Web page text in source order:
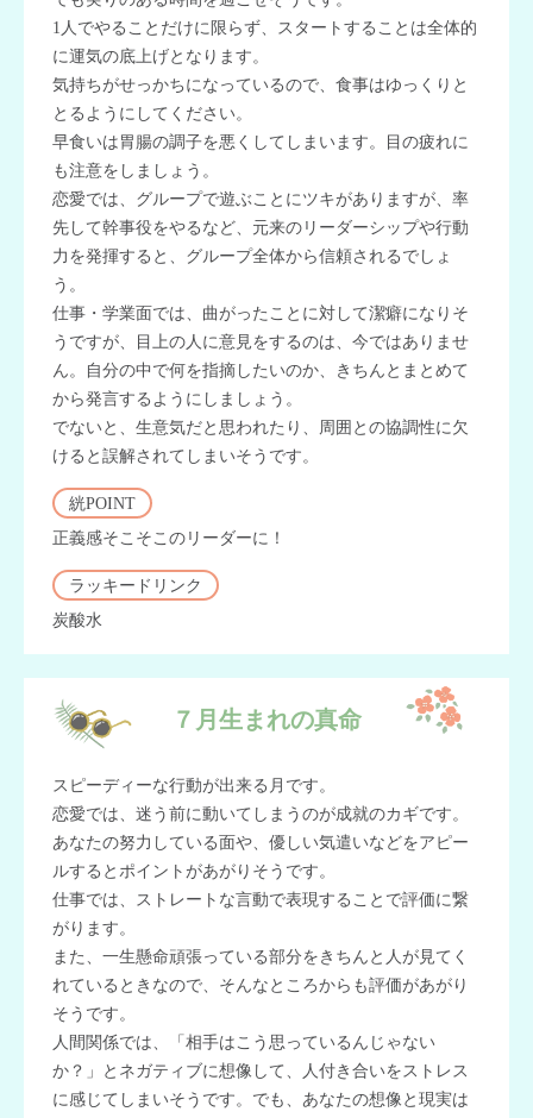
1人でやることだけに限らず、スタートすることは全体的
に運気の底上げとなります。
気持ちがせっかちになっているので、食事はゆっくりと
とるようにしてください。
早食いは胃腸の調子を悪くしてしまいます。目の疲れに
も注意をしましょう。
恋愛では、グループで遊ぶことにツキがありますが、率
先して幹事役をやるなど、元来のリーダーシップや行動
力を発揮すると、グループ全体から信頼されるでしょ
う。
仕事・学業面では、曲がったことに対して潔癖になりそ
うですが、目上の人に意見をするのは、今ではありませ
ん。自分の中で何を指摘したいのか、きちんとまとめて
から発言するようにしましょう。
でないと、生意気だと思われたり、周囲との協調性に欠
けると誤解されてしまいそうです。
絖POINT
正義感そこそこのリーダーに！
ラッキードリンク
炭酸水
７月生まれの真命
スピーディーな行動が出来る月です。
恋愛では、迷う前に動いてしまうのが成就のカギです。
あなたの努力している面や、優しい気遣いなどをアピー
ルするとポイントがあがりそうです。
仕事では、ストレートな言動で表現することで評価に繋
がります。
また、一生懸命頑張っている部分をきちんと人が見てく
れているときなので、そんなところからも評価があがり
そうです。
人間関係では、「相手はこう思っているんじゃない
か？」とネガティブに想像して、人付き合いをストレス
に感じてしまいそうです。でも、あなたの想像と現実は